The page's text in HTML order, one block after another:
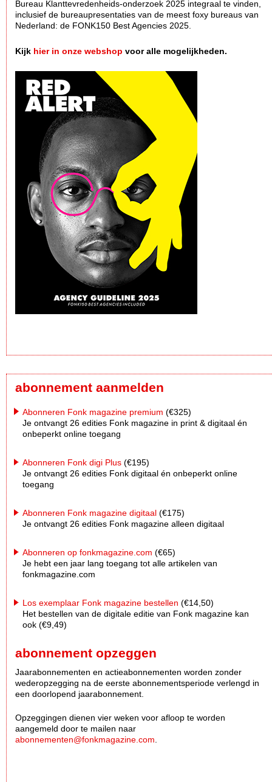
Bureau Klanttevredenheids-onderzoek 2025 integraal te vinden,
inclusief de bureaupresentaties van de meest foxy bureaus van
Nederland: de FONK150 Best Agencies 2025.
Kijk hier in onze webshop voor alle mogelijkheden.
abonnement aanmelden
Abonneren Fonk magazine premium (€325)
Je ontvangt 26 edities Fonk magazine in print & digitaal én
onbeperkt online toegang
Abonneren Fonk digi Plus (€195)
Je ontvangt 26 edities Fonk digitaal én onbeperkt online
toegang
Abonneren Fonk magazine digitaal (€175)
Je ontvangt 26 edities Fonk magazine alleen digitaal
Abonneren op fonkmagazine.com (€65)
Je hebt een jaar lang toegang tot alle artikelen van
fonkmagazine.com
Los exemplaar Fonk magazine bestellen (€14,50)
Het bestellen van de digitale editie van Fonk magazine kan
ook (€9,49)
abonnement opzeggen
Jaarabonnementen en actieabonnementen worden zonder
wederopzegging na de eerste abonnementsperiode verlengd in
een doorlopend jaarabonnement.
Opzeggingen dienen vier weken voor afloop te worden
aangemeld door te mailen naar
abonnementen@fonkmagazine.com.